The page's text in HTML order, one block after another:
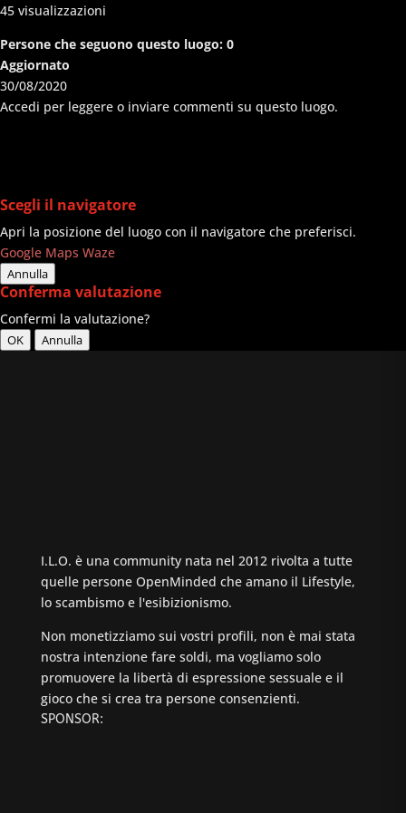
45 visualizzazioni
Persone che seguono questo luogo: 0
Aggiornato
30/08/2020
Accedi per leggere o inviare commenti su questo luogo.
Scegli il navigatore
Apri la posizione del luogo con il navigatore che preferisci.
Google Maps Waze
Annulla
Conferma valutazione
Confermi la valutazione?
OK Annulla
I.L.O. è una community nata nel 2012 rivolta a tutte
quelle persone OpenMinded che amano il Lifestyle,
lo scambismo e l'esibizionismo.
Non monetizziamo sui vostri profili, non è mai stata
nostra intenzione fare soldi, ma vogliamo solo
promuovere la libertà di espressione sessuale e il
gioco che si crea tra persone consenzienti.
SPONSOR: